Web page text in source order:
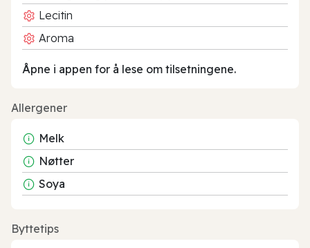
Lecitin
Aroma
Åpne i appen for å lese om tilsetningene.
Allergener
Melk
Nøtter
Soya
Byttetips